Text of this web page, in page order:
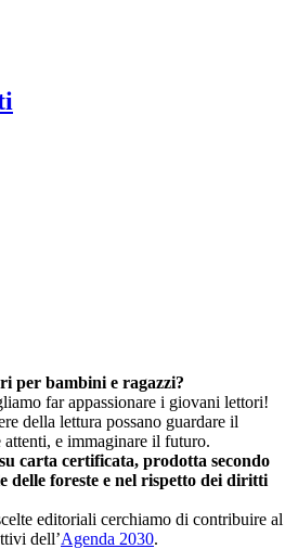
per bambini e ragazzi?
far appassionare i giovani lettori!
della lettura possano guardare il
e immaginare il futuro.
carta certificata, prodotta secondo
delle foreste e nel rispetto dei diritti
editoriali cerchiamo di contribuire al
dell’Agenda 2030.